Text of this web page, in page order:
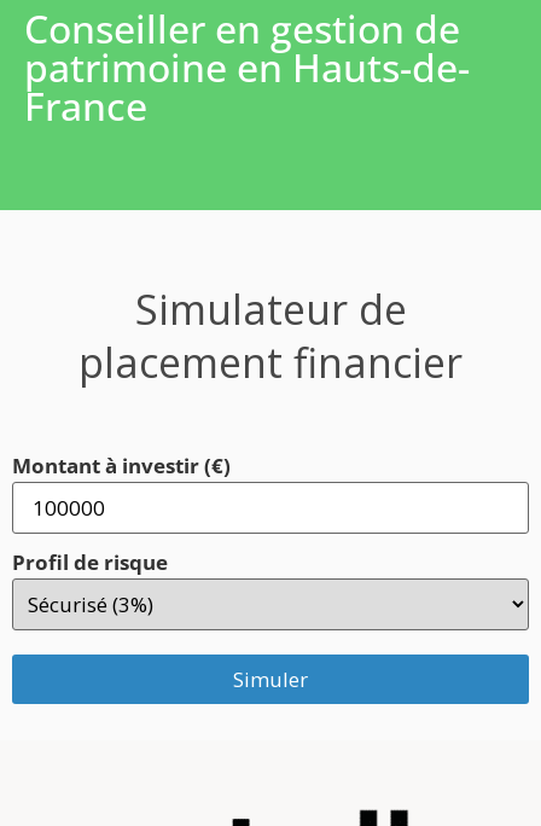
Conseiller en gestion de
patrimoine en Hauts-de-
France
Simulateur de
placement financier
Montant à investir (€)
Profil de risque
Simuler